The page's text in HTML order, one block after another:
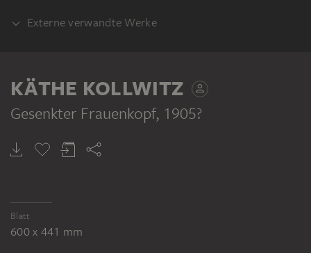
Externe verwandte Werke
Druckplatte. Stiftung Archiv der Akademie
der Künste, Kunstsammlung, Berlin
KÄTHE KOLLWITZ
Gesenkter Frauenkopf, 1905?
Blatt
600 x 441 mm